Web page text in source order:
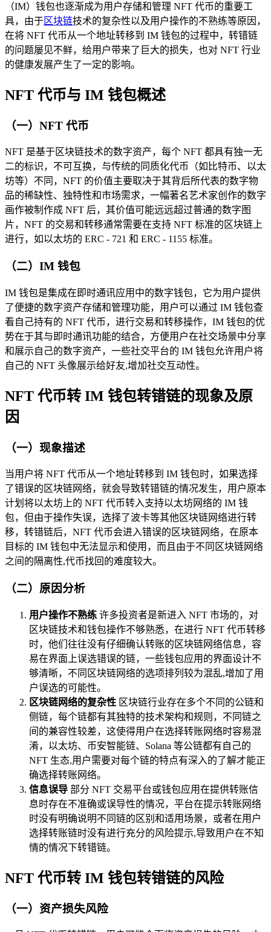
（IM）钱包也逐渐成为用户存储和管理 NFT 代币的重要工
具，由于区块链技术的复杂性以及用户操作的不熟练等原因，
在将 NFT 代币从一个地址转移到 IM 钱包的过程中，转错链
的问题屡见不鲜，给用户带来了巨大的损失，也对 NFT 行业
的健康发展产生了一定的影响。
NFT 代币与 IM 钱包概述
（一）NFT 代币
NFT 是基于区块链技术的数字资产，每个 NFT 都具有独一无
二的标识，不可互换，与传统的同质化代币（如比特币、以太
坊等）不同，NFT 的价值主要取决于其背后所代表的数字物
品的稀缺性、独特性和市场需求，一幅著名艺术家创作的数字
画作被制作成 NFT 后，其价值可能远远超过普通的数字图
片，NFT 的交易和转移通常需要在支持 NFT 标准的区块链上
进行，如以太坊的 ERC - 721 和 ERC - 1155 标准。
（二）IM 钱包
IM 钱包是集成在即时通讯应用中的数字钱包，它为用户提供
了便捷的数字资产存储和管理功能，用户可以通过 IM 钱包查
看自己持有的 NFT 代币，进行交易和转移操作，IM 钱包的优
势在于其与即时通讯功能的结合，方便用户在社交场景中分享
和展示自己的数字资产，一些社交平台的 IM 钱包允许用户将
自己的 NFT 头像展示给好友,增加社交互动性。
NFT 代币转 IM 钱包转错链的现象及原
因
（一）现象描述
当用户将 NFT 代币从一个地址转移到 IM 钱包时，如果选择
了错误的区块链网络，就会导致转错链的情况发生，用户原本
计划将以太坊上的 NFT 代币转入支持以太坊网络的 IM 钱
包，但由于操作失误，选择了波卡等其他区块链网络进行转
移，转错链后，NFT 代币会进入错误的区块链网络，在原本
目标的 IM 钱包中无法显示和使用，而且由于不同区块链网络
之间的隔离性,代币找回的难度较大。
（二）原因分析
用户操作不熟练 许多投资者是新进入 NFT 市场的，对
区块链技术和钱包操作不够熟悉，在进行 NFT 代币转移
时，他们往往没有仔细确认转账的区块链网络信息，容
易在界面上误选错误的链，一些钱包应用的界面设计不
够清晰，不同区块链网络的选项排列较为混乱,增加了用
户误选的可能性。
区块链网络的复杂性 区块链行业存在多个不同的公链和
侧链，每个链都有其独特的技术架构和规则，不同链之
间的兼容性较差，这使得用户在选择转账网络时容易混
淆，以太坊、币安智能链、Solana 等公链都有自己的
NFT 生态,用户需要对每个链的特点有深入的了解才能正
确选择转账网络。
信息误导 部分 NFT 交易平台或钱包应用在提供转账信
息时存在不准确或误导性的情况，平台在提示转账网络
时没有明确说明不同链的区别和适用场景，或者在用户
选择转账链时没有进行充分的风险提示,导致用户在不知
情的情况下转错链。
NFT 代币转 IM 钱包转错链的风险
（一）资产损失风险